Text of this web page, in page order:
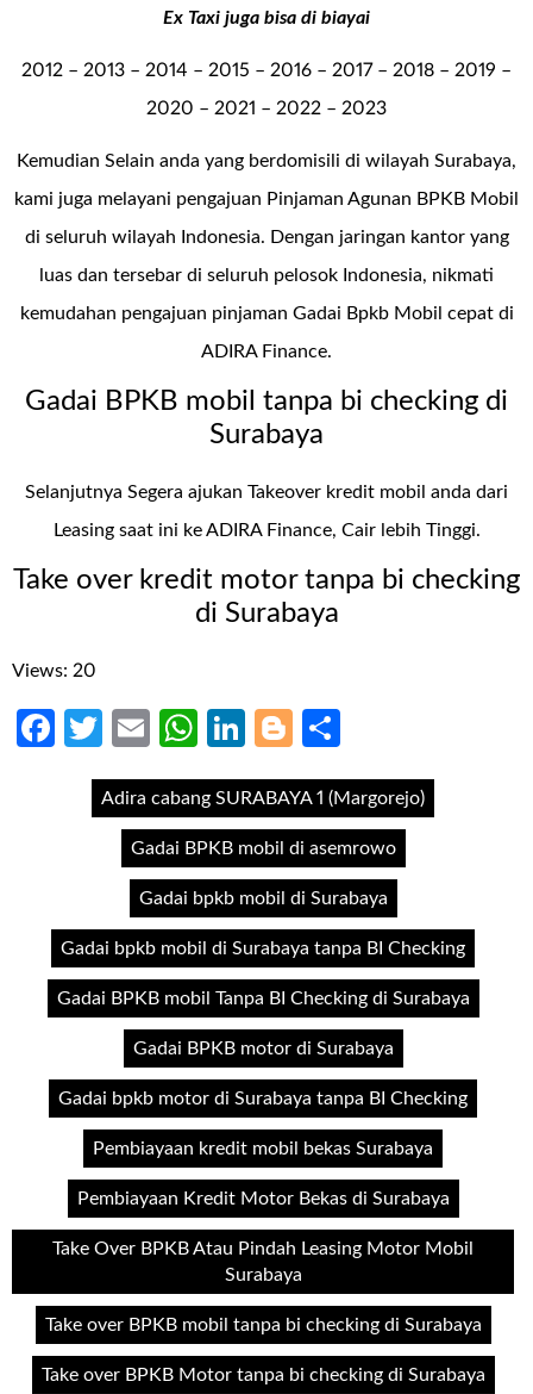
Ex Taxi juga bisa di biayai
2012 – 2013 – 2014 – 2015 – 2016 – 2017 – 2018 – 2019 –
2020 – 2021 – 2022 – 2023
Kemudian Selain anda yang berdomisili di wilayah Surabaya,
kami juga melayani pengajuan Pinjaman Agunan BPKB Mobil
di seluruh wilayah Indonesia. Dengan jaringan kantor yang
luas dan tersebar di seluruh pelosok Indonesia, nikmati
kemudahan pengajuan pinjaman Gadai Bpkb Mobil cepat di
ADIRA Finance.
Gadai BPKB mobil tanpa bi checking di
Surabaya
Selanjutnya Segera ajukan Takeover kredit mobil anda dari
Leasing saat ini ke ADIRA Finance, Cair lebih Tinggi.
Take over kredit motor tanpa bi checking
di Surabaya
Views: 20
Facebook
Twitter
EmailWhatsApp
LinkedIn
Blogger
Adira cabang SURABAYA 1 (Margorejo)
Gadai BPKB mobil di asemrowo
Gadai bpkb mobil di Surabaya
Gadai bpkb mobil di Surabaya tanpa BI Checking
Gadai BPKB mobil Tanpa BI Checking di Surabaya
Gadai BPKB motor di Surabaya
Gadai bpkb motor di Surabaya tanpa BI Checking
Pembiayaan kredit mobil bekas Surabaya
Pembiayaan Kredit Motor Bekas di Surabaya
Take Over BPKB Atau Pindah Leasing Motor Mobil
Surabaya
Take over BPKB mobil tanpa bi checking di Surabaya
Take over BPKB Motor tanpa bi checking di Surabaya